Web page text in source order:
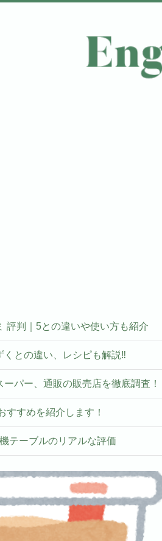
評判｜5との違いや使い方も紹介
との違い、レシピも解説‼
パー、通販の販売店を徹底調査！
すめを紹介します！
テーブルのリアルな評価